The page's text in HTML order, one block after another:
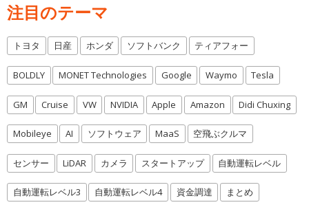
注目のテーマ
トヨタ 日産 ホンダ ソフトバンク ティアフォー
BOLDLY MONET Technologies Google Waymo Tesla
GM Cruise VW NVIDIA Apple Amazon Didi Chuxing
Mobileye AI ソフトウェア MaaS 空飛ぶクルマ
センサー LiDAR カメラ スタートアップ 自動運転レベル
自動運転レベル3 自動運転レベル4 資金調達 まとめ